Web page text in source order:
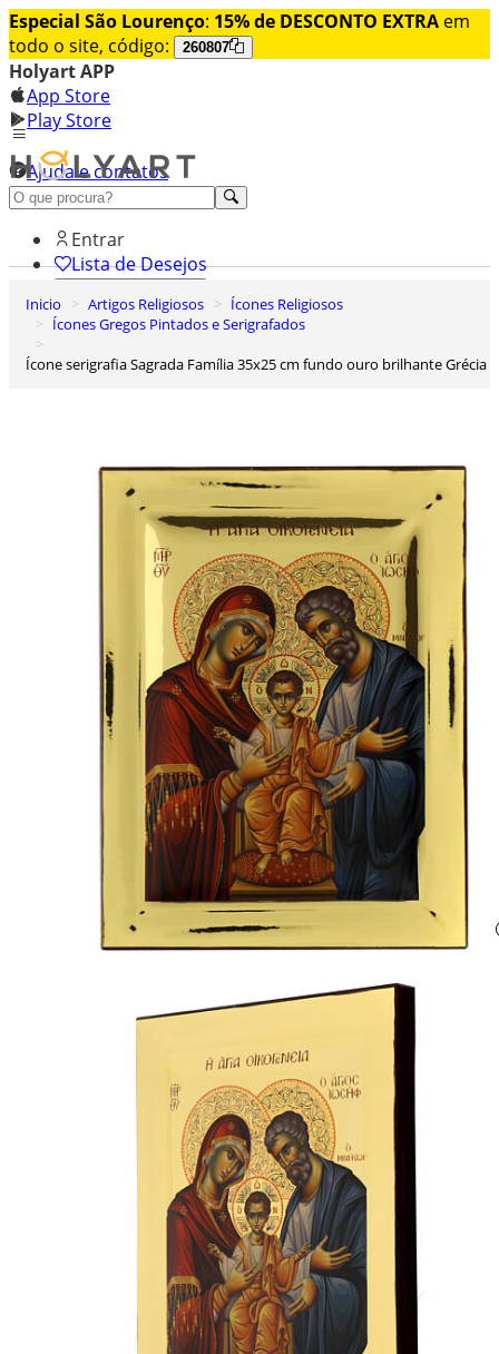
Especial São Lourenço: 15% de DESCONTO EXTRA em
todo o site, código:
260807
Holyart APP
App Store
Play Store
Ajuda e contatos
Conheça premium
Entrar
Lista de Desejos
0
Carrinho de Compras
Inicio Artigos Religiosos
Ícones Religiosos
Ícones Gregos Pintados e Serigrafados
Ícone serigrafia Sagrada Família 35x25 cm fundo ouro brilhante Grécia